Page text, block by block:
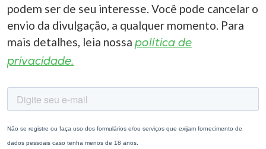
podem ser de seu interesse. Você pode cancelar o
envio da divulgação, a qualquer momento. Para
mais detalhes, leia nossa política de
privacidade.